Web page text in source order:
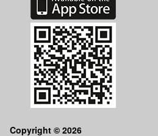
Copyright © 2026